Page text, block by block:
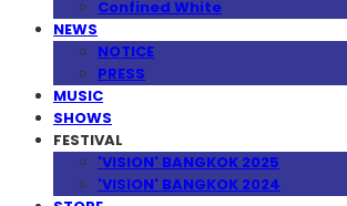
Confined White
NEWS
NOTICE
PRESS
MUSIC
SHOWS
FESTIVAL
'VISION' BANGKOK 2025
'VISION' BANGKOK 2024